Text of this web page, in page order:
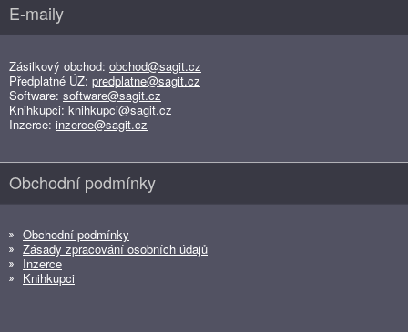
E-maily
Zásilkový obchod: obchod@sagit.cz
Předplatné ÚZ: predplatne@sagit.cz
Software: software@sagit.cz
Knihkupci: knihkupci@sagit.cz
Inzerce: inzerce@sagit.cz
Obchodní podmínky
Obchodní podmínky
Zásady zpracování osobních údajů
Inzerce
Knihkupci